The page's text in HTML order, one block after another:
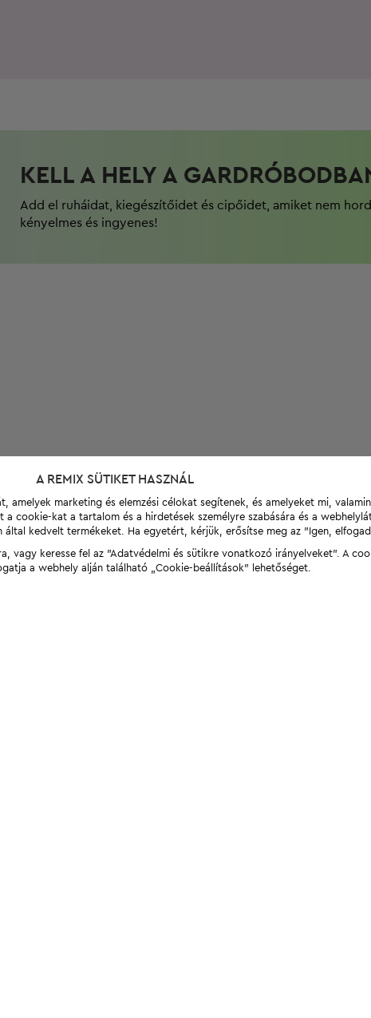
KELL A HELY A
Add el ruháidat, kiegészítőidet és cipőidet, amiket nem
kényelmes és ingyenes!
A REMIX SÜTIKET HASZNÁL
amelyek marketing és elemzési célokat segítenek, és amelyeket mi,
a cookie-kat a tartalom és a hirdetések személyre szabására és a
által kedvelt termékeket. Ha egyetért, kérjük, erősítse meg az "Igen,
keresse fel az "Adatvédelmi és sütikre vonatkozó irányelveket". A
a webhely alján található „Cookie-beállítások” lehetőséget.